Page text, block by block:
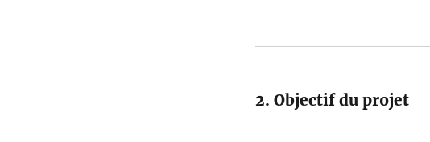
2. Objectif du projet